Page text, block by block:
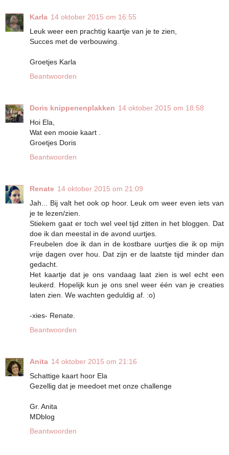
Karla 14 oktober 2015 om 16:55
Leuk weer een prachtig kaartje van je te zien,
Succes met de verbouwing.
Groetjes Karla
Beantwoorden
Doris knippenenplakken 14 oktober 2015 om 18:58
Hoi Ela,
Wat een mooie kaart .
Groetjes Doris
Beantwoorden
Renate 14 oktober 2015 om 21:09
Jah... Bij valt het ook op hoor. Leuk om weer even iets van
je te lezen/zien.
Stiekem gaat er toch wel veel tijd zitten in het bloggen. Dat
doe ik dan meestal in de avond uurtjes.
Freubelen doe ik dan in de kostbare uurtjes die ik op mijn
vrije dagen over hou. Dat zijn er de laatste tijd minder dan
gedacht.
Het kaartje dat je ons vandaag laat zien is wel echt een
leukerd. Hopelijk kun je ons snel weer één van je creaties
laten zien. We wachten geduldig af. :o)
-xies- Renate.
Beantwoorden
Anita 14 oktober 2015 om 21:16
Schattige kaart hoor Ela
Gezellig dat je meedoet met onze challenge
Gr. Anita
MDblog
Beantwoorden